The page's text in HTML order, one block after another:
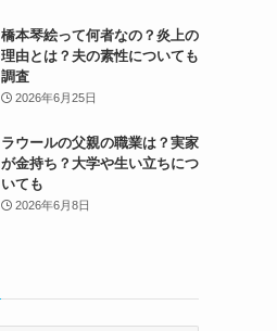
橋本琴絵って何者なの？炎上の
理由とは？夫の素性についても
調査
2026年6月25日
ラウールの父親の職業は？実家
が金持ち？大学や生い立ちにつ
いても
2026年6月8日